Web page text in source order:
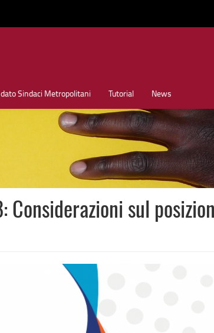
Sindaci Metropolitani Tutorial News
Considerazioni sul